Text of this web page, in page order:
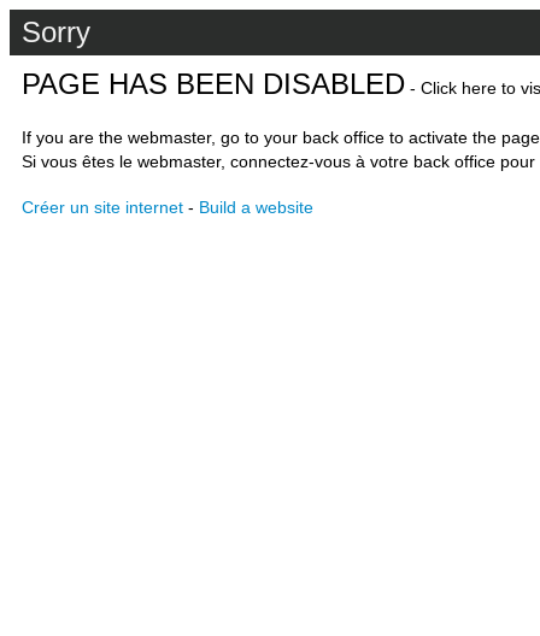
Sorry
PAGE HAS BEEN DISABLED - Click here to
If you are the webmaster, go to your back office to activate the
Si vous êtes le webmaster, connectez-vous à votre back office
Créer un site internet - Build a website